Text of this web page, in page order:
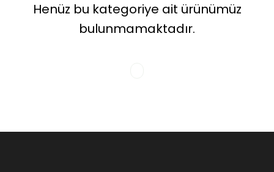
Henüz bu kategoriye ait ürünümüz
bulunmamaktadır.